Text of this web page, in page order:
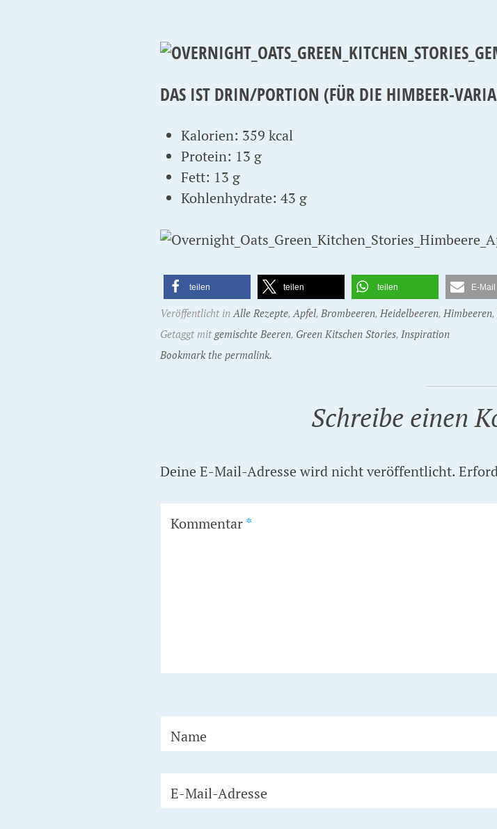
DAS IST DRIN/PORTION (FÜR DIE HIMBEER-
Kalorien: 359 kcal
Protein: 13 g
Fett: 13 g
Kohlenhydrate: 43 g
teilen teilen teilen E-Mail
Veröffentlicht inAlle Rezepte,Apfel, Brombeeren, Heidelbeeren, Himbeeren,
Getaggt mit gemischte Beeren, Green Kitschen Stories, Inspiration
Bookmark the permalink.
Schreibe einen
Deine E-Mail-Adresse wird nicht veröffentlicht.
Kommentar*
Name
E-Mail-Adresse